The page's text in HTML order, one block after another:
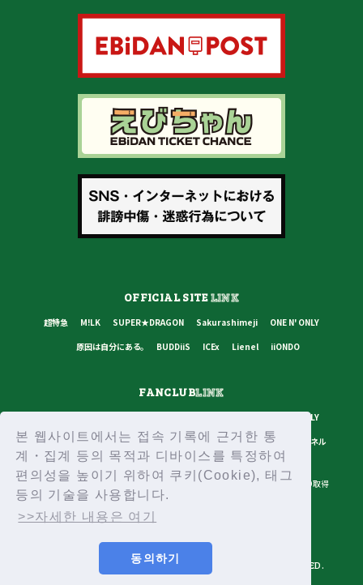
본 웹사이트에서는 접속 기록에 근거한 통
계・집계 등의 목적과 디바이스를 특정하여
편의성을 높이기 위하여 쿠키(Cookie), 태그
등의 기술을 사용합니다.
>>자세한 내용은 여기
동의하기
OFFICIAL SITELINK
超特急 M!LK SUPER★DRAGON Sakurashimeji
ONE N' ONLY
原因は自分にある。
BUDDiiS ICEx Lienel iiONDO
FANCLUBLINK
ONE N' ONLY
原因は自分にある。
BUDDiiS ICEx Lienel スターダストチャンネル
プライバシーポリシー ご利用規約 推奨環境 ヘルプ・お問い合わせ
ID取得
© STARDUST PROMOTION INC, SDR INC, ALL RIGHTS RESERVED.